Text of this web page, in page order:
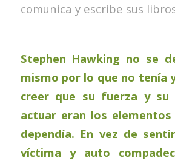
comunica y escribe sus
Stephen Hawking no se
mismo por lo que no tenía
creer que su fuerza y su
actuar eran los
dependía. En vez de
víctima y auto